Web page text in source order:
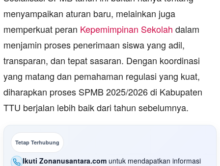
menyampaikan aturan baru, melainkan juga
memperkuat peran Kepemimpinan Sekolah dalam
menjamin proses penerimaan siswa yang adil,
transparan, dan tepat sasaran. Dengan koordinasi
yang matang dan pemahaman regulasi yang kuat,
diharapkan proses SPMB 2025/2026 di Kabupaten
TTU berjalan lebih baik dari tahun sebelumnya.
Tetap Terhubung
Ikuti Zonanusantara.com untuk mendapatkan informasi